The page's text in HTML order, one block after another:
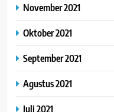
November 2021
Oktober 2021
September 2021
Agustus 2021
Juli 2021